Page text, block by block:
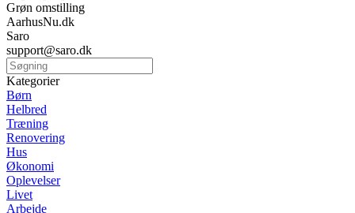
Grøn omstilling
AarhusNu.dk
Saro
support@saro.dk
Kategorier
Børn
Helbred
Træning
Renovering
Hus
Økonomi
Oplevelser
Livet
Arbejde